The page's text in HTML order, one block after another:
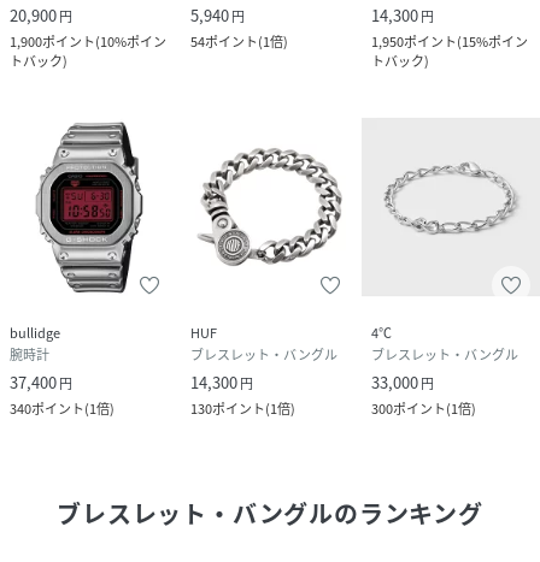
20,900円
1,900ポイント(10%ポイン
トバック)
5,940円
54ポイント(1倍)
14,300円
1,950ポイント(15%ポイン
トバック)
bullidge
腕時計
37,400円
340ポイント(1倍)
HUF
ブレスレット・バングル
14,300円
130ポイント(1倍)
4℃
ブレスレット・バングル
33,000円
300ポイント(1倍)
ブレスレット・バングルのランキング